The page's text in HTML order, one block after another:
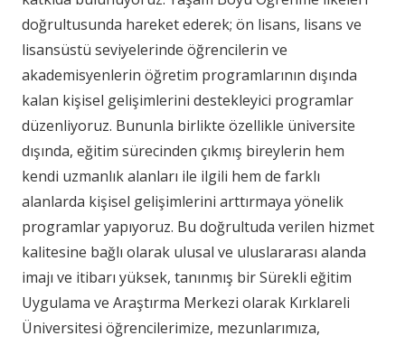
doğrultusunda hareket ederek; ön lisans, lisans ve
lisansüstü seviyelerinde öğrencilerin ve
akademisyenlerin öğretim programlarının dışında
kalan kişisel gelişimlerini destekleyici programlar
düzenliyoruz. Bununla birlikte özellikle üniversite
dışında, eğitim sürecinden çıkmış bireylerin hem
kendi uzmanlık alanları ile ilgili hem de farklı
alanlarda kişisel gelişimlerini arttırmaya yönelik
programlar yapıyoruz. Bu doğrultuda verilen hizmet
kalitesine bağlı olarak ulusal ve uluslararası alanda
imajı ve itibarı yüksek, tanınmış bir Sürekli eğitim
Uygulama ve Araştırma Merkezi olarak Kırklareli
Üniversitesi öğrencilerimize, mezunlarımıza,